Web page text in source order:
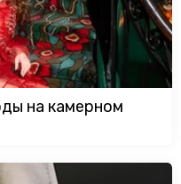
на камерном